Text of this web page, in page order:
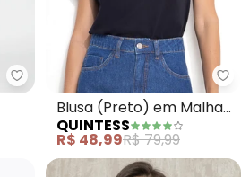
Quintess - Blusa em Malha de
Blusa (Preto) em Malha
de Algodão
QUINTESS
R$ 48,99R$ 79,99